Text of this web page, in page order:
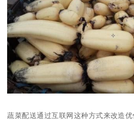
蔬菜配送通过互联网这种方式来改造